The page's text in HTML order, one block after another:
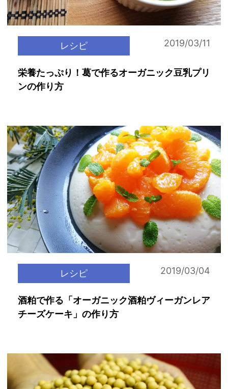
レシピ 2019/03/11
栄養たっぷり！葛で作るオーガニック豆乳プリ
ンの作り方
レシピ 2019/03/04
酒粕で作る「オーガニック酒粕ヴィーガンレア
チーズケーキ」の作り方